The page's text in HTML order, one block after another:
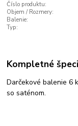
Číslo produktu:
Objem / Rozmery:
Balenie:
Typ:
Kompletné
Darčekové balenie 6
so saténom.